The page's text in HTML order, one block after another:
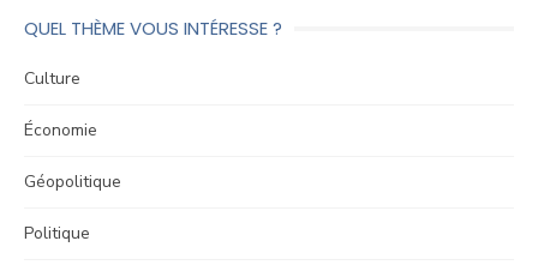
QUEL THÈME VOUS INTÉRESSE ?
Culture
Économie
Géopolitique
Politique